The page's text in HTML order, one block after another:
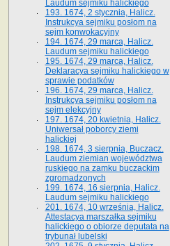
Laudum sejmiku halickiego
193. 1674, 2 stycznia, Halicz.
Instrukcya sejmiku posłom na
sejm konwokacyjny
194. 1674, 29 marca, Halicz.
Laudum sejmiku halickiego
195. 1674, 29 marca, Halicz.
Deklaracya sejmiku halickiego w
sprawie podatków
196. 1674, 29 marca, Halicz.
Instrukcya sejmiku posłom na
sejm elekcyjny
197. 1674, 20 kwietnia, Halicz.
Uniwersał poborcy ziemi
halickiej
198. 1674, 3 sierpnia, Buczacz.
Laudum ziemian województwa
ruskiego na zamku buczackim
zgromadzonych
199. 1674, 16 sierpnia, Halicz.
Laudum sejmiku halickiego
201. 1674, 10 września, Halicz.
Attestacya marszałka sejmiku
halickiego o obiorze deputata na
trybunał lubelski